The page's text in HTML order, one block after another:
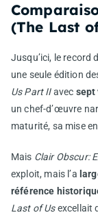
(The Last
Jusqu’ici, le record
une seule édition
Us Part IIavec sept
un chef-d’œuvre
maturité, sa mise
Mais Clair Obscur:
exploit, mais l’a
référence
Last of Usexcellait